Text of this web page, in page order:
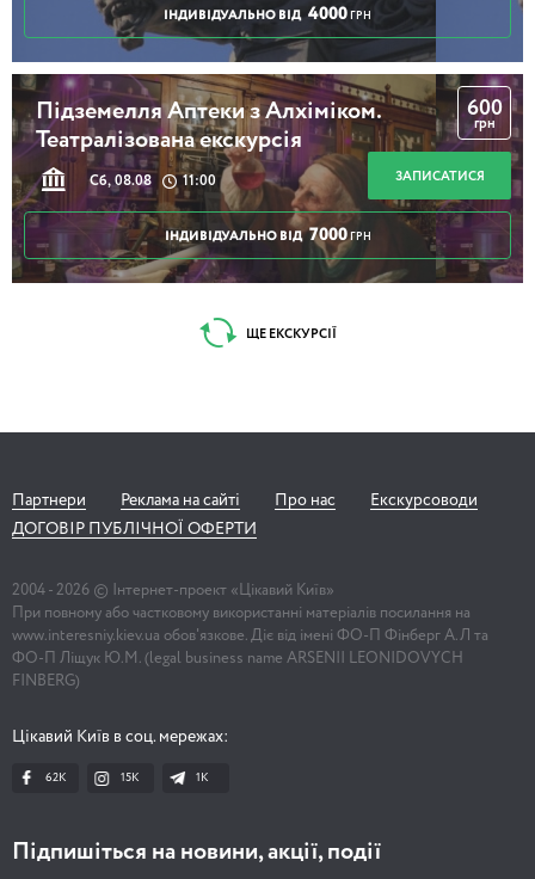
ІНДИВІДУАЛЬНО ВІД 4000 ГРН
Підземелля Аптеки з Алхіміком.
Театралізована екскурсія
Сб, 08.08 11:00
600
грн
ЗАПИСАТИСЯ
ІНДИВІДУАЛЬНО ВІД 7000 ГРН
ЩЕ ЕКСКУРСІЇ
Партнери Реклама на сайті Про нас
Екскурсоводи
ДОГОВІР ПУБЛІЧНОЇ ОФЕРТИ
2004 - 2026 © Інтернет-проект «Цікавий Київ»
При повному або частковому використанні матеріалів посилання на
www.interesniy.kiev.ua обов'язкове. Діє від імені ФО-П Фінберг А.Л та
ФО-П Ліщук Ю.М. (legal business name ARSENII LEONIDOVYCH
FINBERG)
Цікавий Київ в соц. мережах:
62K 15K 1К
Підпишіться на новини, акції, події